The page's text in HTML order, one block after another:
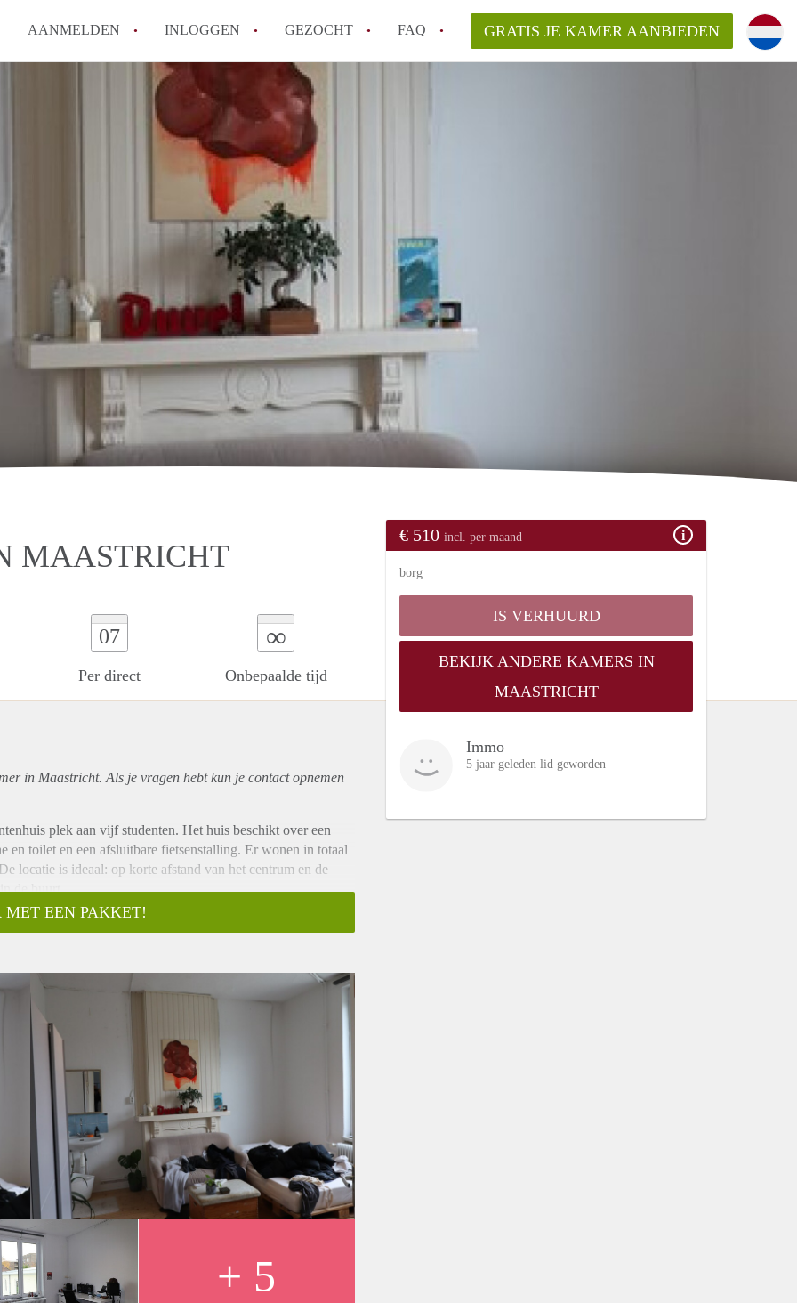
AANMELDEN INLOGGEN GEZOCHT FAQ
How to translate KamersMaastricht!
Wat is KamersMaastricht?
Hoeveel kost het om te reageren op een Kamer in Maastricht?
Wat is de privacyverklaring van KamersMaastricht?
Berekent KamersMaastricht makelaarsvergoeding/bemiddelingsvergoeding?
Alle veelgestelde vragen
GRATIS JE KAMER AANBIEDEN
MAASTRICHT
07
Per direct
∞
Onbepaalde tijd
€ 510 incl. per maand
borg
IS VERHUURD
BEKIJK ANDERE KAMERS IN
MAASTRICHT
Immo
5 jaar geleden lid geworden
in Maastricht. Als je vragen hebt kun je contact opnemen
plek aan vijf studenten. Het huis beschikt over een
en toilet en een afsluitbare fietsenstalling. Er wonen in totaal
locatie is ideaal: op korte afstand van het centrum en de
de buurt.
voor studenten die op zoek zijn naar een comfortabele
MET EEN PAKKET!
+ 5